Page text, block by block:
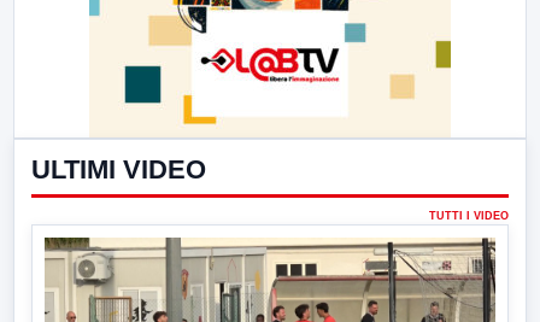
ULTIMI VIDEO
TUTTI I VIDEO